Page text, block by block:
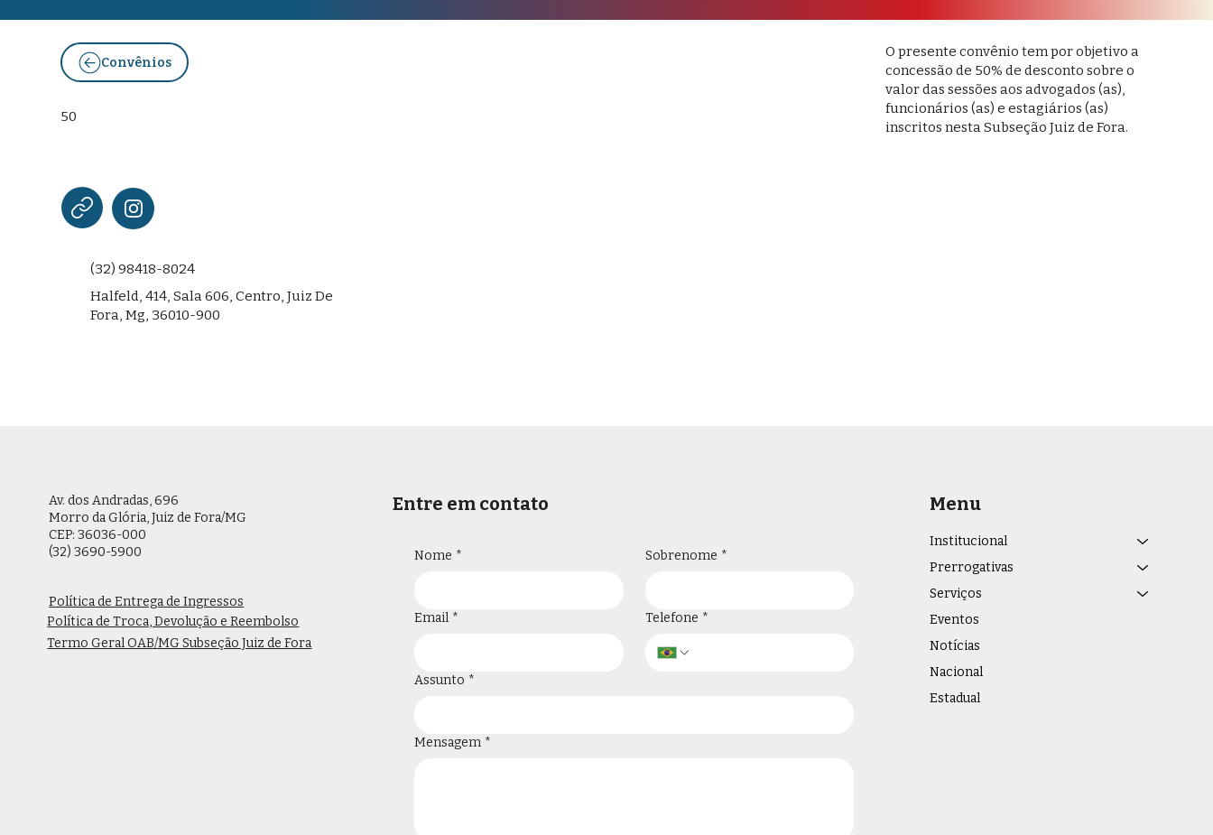
Convênios
50
(32) 98418-8024
Halfeld, 414, Sala 606, Centro, Juiz De
Fora, Mg, 36010-900
O presente convênio tem por objetivo a
concessão de 50% de desconto sobre o
valor das sessões aos advogados (as),
funcionários (as) e estagiários (as)
inscritos nesta Subseção Juiz de Fora.
Av. dos Andradas, 696
Morro da Glória, Juiz de Fora/MG
CEP: 36036-000
(32) 3690-5900
Política de Entrega de Ingressos
Termo Geral OAB/MG Subseção Juiz de Fora
Política de Troca, Devolução e Reembolso
Entre em contato
Nome * Sobrenome *
Email * Telefone *
Assunto *
Mensagem *
Menu
Institucional
Prerrogativas
Serviços
Eventos
Notícias
Nacional
Estadual